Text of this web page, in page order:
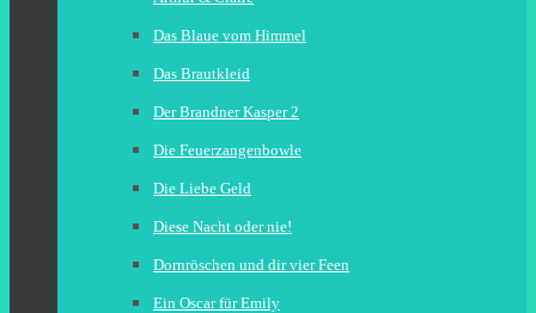
Das Blaue vom Himmel
Das Brautkleid
Der Brandner Kasper 2
Die Feuerzangenbowle
Die Liebe Geld
Diese Nacht oder nie!
Dornröschen und dir vier Feen
Ein Oscar für Emily